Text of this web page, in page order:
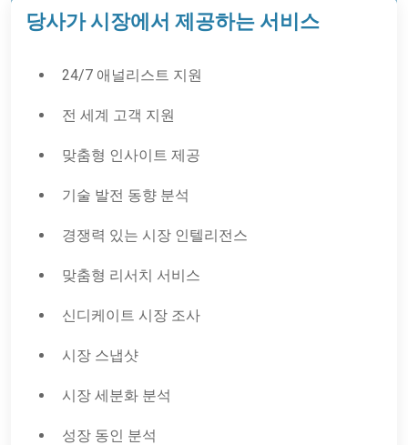
당사가 시장에서 제공하는 서비스
24/7 애널리스트 지원
전 세계 고객 지원
맞춤형 인사이트 제공
기술 발전 동향 분석
경쟁력 있는 시장 인텔리전스
맞춤형 리서치 서비스
신디케이트 시장 조사
시장 스냅샷
시장 세분화 분석
성장 동인 분석